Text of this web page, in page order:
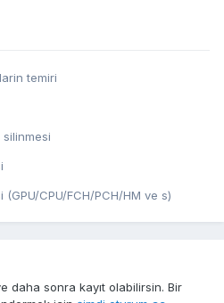
temiri
CPU/FCH/PCH/HM ve s)
daha sonra kayıt olabilirsin. Bir